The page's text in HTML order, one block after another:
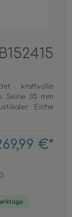
B152415
kraftvolle
Seine 35 mm
Eiche
€*